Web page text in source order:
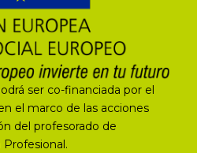
ser co-financiada por el
el marco de las acciones
del profesorado de